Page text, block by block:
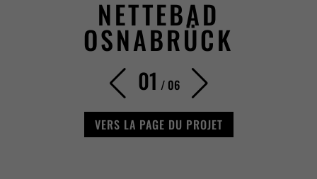
NETTEBAD
OSNABRÜCK
01 / 06
VERS LA PAGE DU PROJET